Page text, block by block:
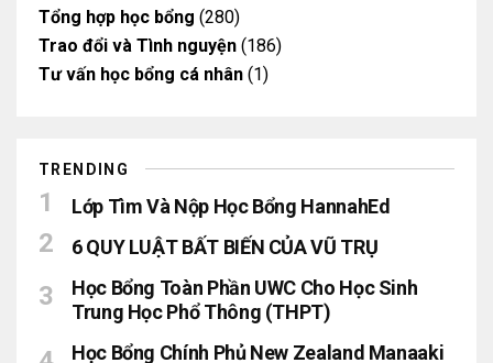
Tổng hợp học bổng (280)
Trao đổi và Tình nguyện (186)
Tư vấn học bổng cá nhân (1)
TRENDING
Lớp Tìm Và Nộp Học Bổng HannahEd
6 QUY LUẬT BẤT BIẾN CỦA VŨ TRỤ
Học Bổng Toàn Phần UWC Cho Học Sinh
Trung Học Phổ Thông (THPT)
Học Bổng Chính Phủ New Zealand Manaaki